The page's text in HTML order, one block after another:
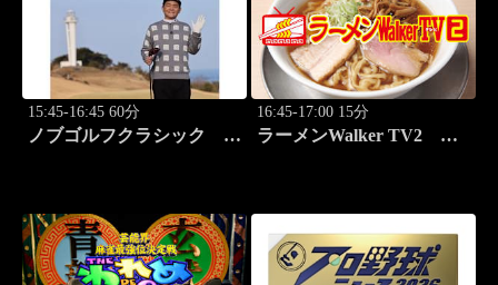
15:45-16:45 60分
ノブゴルフクラシック
16:45-17:00 15分
ラーメンWalker TV2